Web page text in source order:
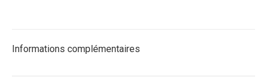
Informations complémentaires